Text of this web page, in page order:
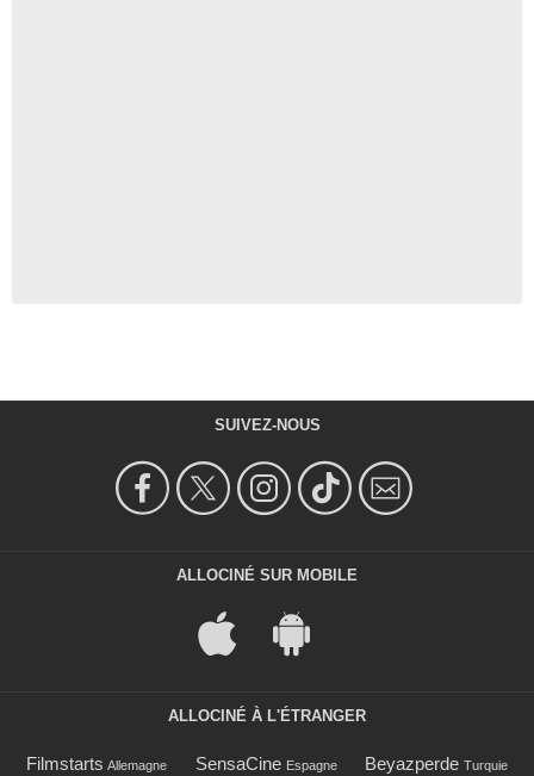
SUIVEZ-NOUS
ALLOCINÉ SUR MOBILE
ALLOCINÉ À L'ÉTRANGER
Filmstarts Allemagne SensaCine Espagne Beyazperde Turquie